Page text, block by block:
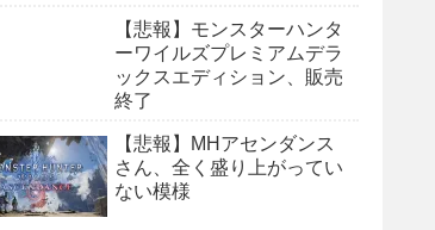
【悲報】モンスターハンタ
ーワイルズプレミアムデラ
ックスエディション、販売
終了
【悲報】MHアセンダンス
さん、全く盛り上がってい
ない模様